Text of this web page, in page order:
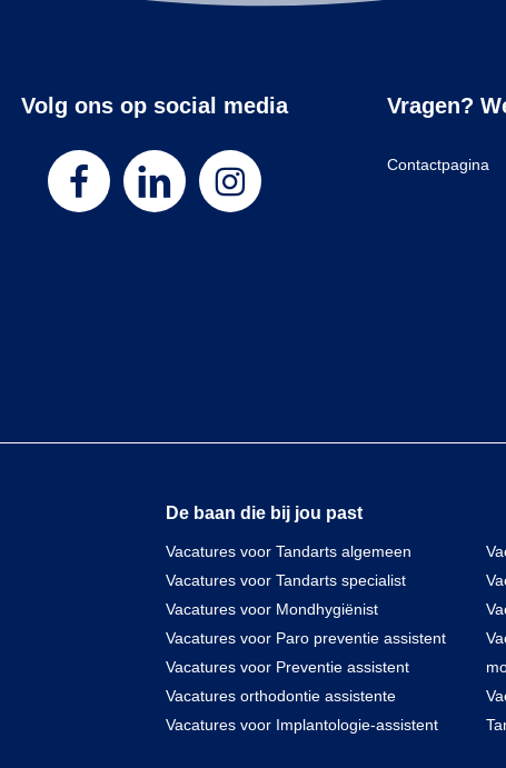
Volg ons op social media Vragen?
Contactpagina
De baan die bij jou past
Vacatures voor Tandarts algemeen
Vacatures voor Tandarts specialist
Vacatures voor Mondhygiënist
Vacatures voor Paro preventie assistent
Vacatures voor Preventie assistent
Vacatures orthodontie assistente
Vacatures voor Implantologie-assistent